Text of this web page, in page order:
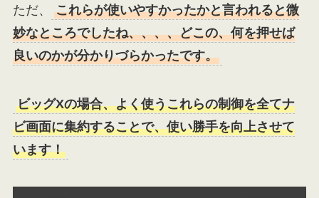
ただ、
これらが使いやすかったかと言われると微
妙なところでしたね、、、、どこの、何を押せば
良いのかが分かりづらかったです。
ビッグXの場合、よく使うこれらの制御を全てナ
ビ画面に集約することで、使い勝手を向上させて
います！